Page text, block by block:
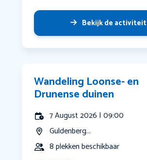
Bekijk de activiteit
Wandeling Loonse- en
Drunense duinen
7 August 2026 | 09:00
Guldenberg...
8 plekken beschikbaar